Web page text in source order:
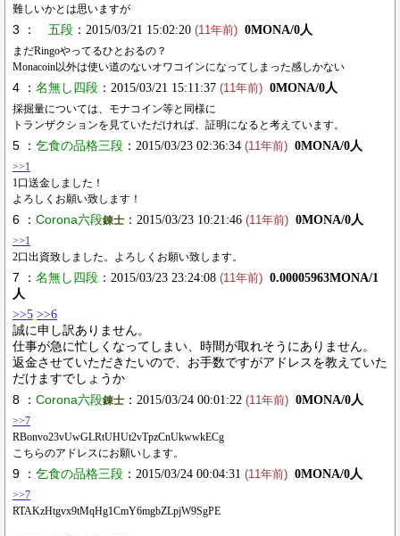
難しいかとは思いますが
3 ： 五段 ：2015/03/21 15:02:20 (11年前) 0MONA/0人
まだRingoやってるひとおるの？
Monacoin以外は使い道のないオワコインになってしまった感しかない
4 ： 名無し四段 ：2015/03/21 15:11:37 (11年前) 0MONA/0人
採掘量については、モナコイン等と同様に
トランザクションを見ていただければ、証明になると考えています。
5 ： 乞食の品格三段 ：2015/03/23 02:36:34 (11年前) 0MONA/0人
>>1
1口送金しました！
よろしくお願い致します！
6 ： Corona六段錬士 ：2015/03/23 10:21:46 (11年前) 0MONA/0人
>>1
2口出資致しました。よろしくお願い致します。
7 ： 名無し四段 ：2015/03/23 23:24:08 (11年前) 0.00005963MONA/1
人
>>5 >>6
誠に申し訳ありません。
仕事が急に忙しくなってしまい、時間が取れそうにありません。
返金させていただきたいので、お手数ですがアドレスを教えていた
だけますでしょうか
8 ： Corona六段錬士 ：2015/03/24 00:01:22 (11年前) 0MONA/0人
>>7
RBonvo23vUwGLRtUHUt2vTpzCnUkwwkECg
こちらのアドレスにお願いします。
9 ： 乞食の品格三段 ：2015/03/24 00:04:31 (11年前) 0MONA/0人
>>7
RTAKzHtgvx9tMqHg1CmY6mgbZLpjW9SgPE